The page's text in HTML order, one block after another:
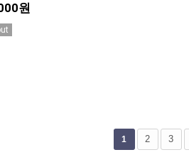
원
1 2 3